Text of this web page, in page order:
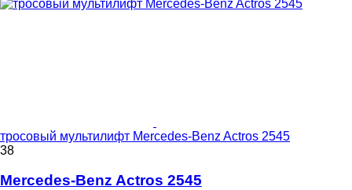
тросовый мультилифт Mercedes-Benz Actros 2545
38
Mercedes-Benz Actros 2545